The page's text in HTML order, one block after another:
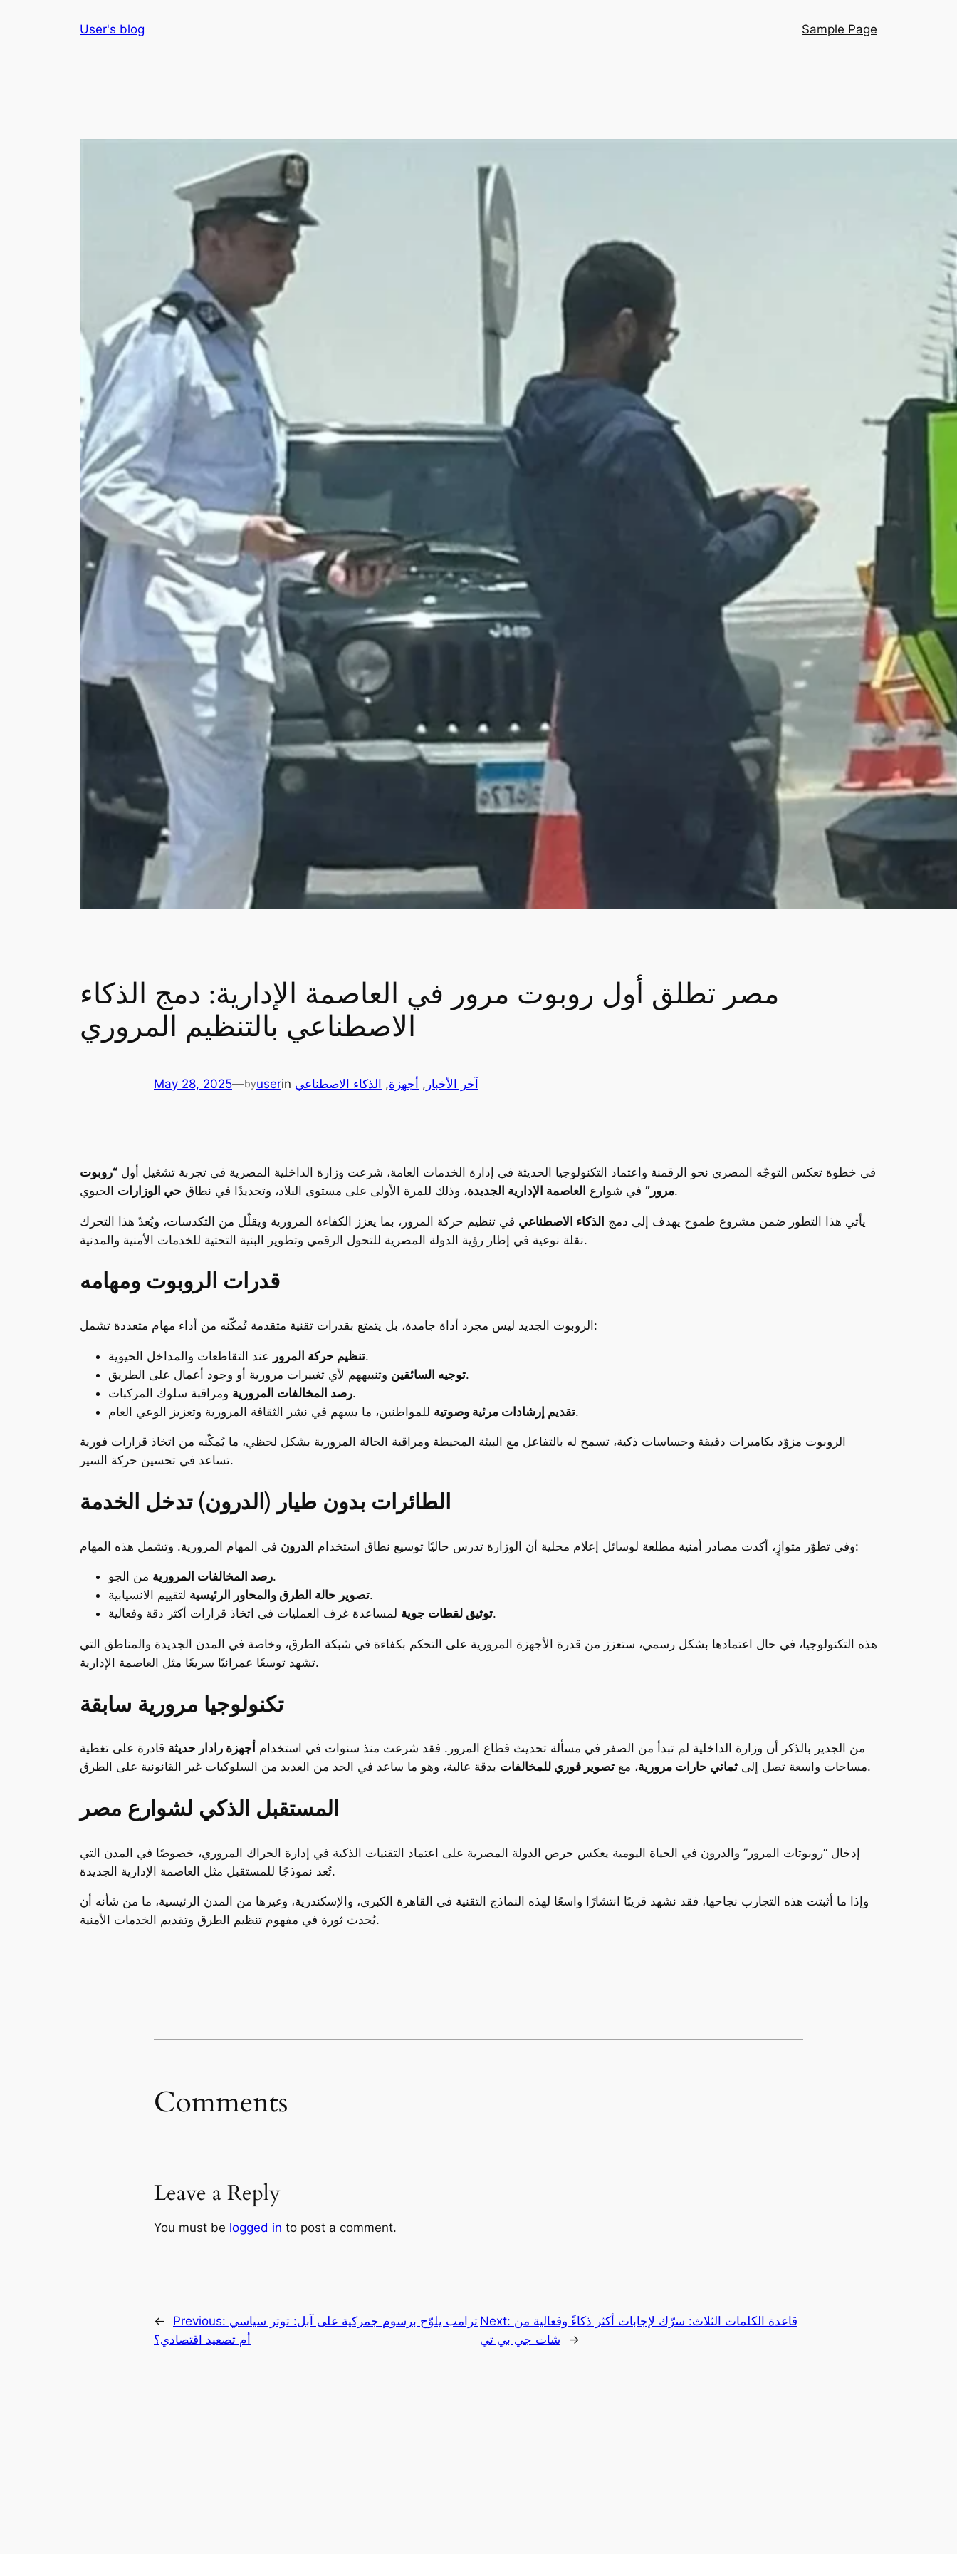
User's blog Sample Page
مصر تطلق أول روبوت مرور في العاصمة الإدارية: دمج الذكاء
الاصطناعي بالتنظيم المروري
May 28, 2025—byuserin آخر الأخبار , أجهزة, الذكاء الاصطناعي
في خطوة تعكس التوجّه المصري نحو الرقمنة واعتماد التكنولوجيا الحديثة في إدارة الخدمات العامة، شرعت وزارة الداخلية المصرية في تجربة تشغيل أول “روبوت
مرور” في شوارع العاصمة الإدارية الجديدة، وذلك للمرة الأولى على مستوى البلاد، وتحديدًا في نطاق حي الوزارات الحيوي.
يأتي هذا التطور ضمن مشروع طموح يهدف إلى دمج الذكاء الاصطناعي في تنظيم حركة المرور، بما يعزز الكفاءة المرورية ويقلّل من التكدسات، ويُعدّ هذا التحرك
نقلة نوعية في إطار رؤية الدولة المصرية للتحول الرقمي وتطوير البنية التحتية للخدمات الأمنية والمدنية.
قدرات الروبوت ومهامه
الروبوت الجديد ليس مجرد أداة جامدة، بل يتمتع بقدرات تقنية متقدمة تُمكّنه من أداء مهام متعددة تشمل:
تنظيم حركة المرورعند التقاطعات والمداخل الحيوية.
توجيه السائقينوتنبيههم لأي تغييرات مرورية أو وجود أعمال على الطريق.
رصد المخالفات المروريةومراقبة سلوك المركبات.
تقديم إرشادات مرئية وصوتيةللمواطنين، ما يسهم في نشر الثقافة المرورية وتعزيز الوعي العام.
الروبوت مزوّد بكاميرات دقيقة وحساسات ذكية، تسمح له بالتفاعل مع البيئة المحيطة ومراقبة الحالة المرورية بشكل لحظي، ما يُمكّنه من اتخاذ قرارات فورية
تساعد في تحسين حركة السير.
الطائرات بدون طيار (الدرون) تدخل الخدمة
وفي تطوّر متوازٍ، أكدت مصادر أمنية مطلعة لوسائل إعلام محلية أن الوزارة تدرس حاليًا توسيع نطاق استخدام الدرون في المهام المرورية. وتشمل هذه المهام:
رصد المخالفات المروريةمن الجو.
تصوير حالة الطرق والمحاور الرئيسيةلتقييم الانسيابية.
توثيق لقطات جويةلمساعدة غرف العمليات في اتخاذ قرارات أكثر دقة وفعالية.
هذه التكنولوجيا، في حال اعتمادها بشكل رسمي، ستعزز من قدرة الأجهزة المرورية على التحكم بكفاءة في شبكة الطرق، وخاصة في المدن الجديدة والمناطق التي
تشهد توسعًا عمرانيًا سريعًا مثل العاصمة الإدارية.
تكنولوجيا مرورية سابقة
من الجدير بالذكر أن وزارة الداخلية لم تبدأ من الصفر في مسألة تحديث قطاع المرور. فقد شرعت منذ سنوات في استخدام أجهزة رادار حديثة قادرة على تغطية
مساحات واسعة تصل إلى ثماني حارات مرورية، مع تصوير فوري للمخالفات بدقة عالية، وهو ما ساعد في الحد من العديد من السلوكيات غير القانونية على الطرق.
المستقبل الذكي لشوارع مصر
إدخال “روبوتات المرور” والدرون في الحياة اليومية يعكس حرص الدولة المصرية على اعتماد التقنيات الذكية في إدارة الحراك المروري، خصوصًا في المدن التي
تُعد نموذجًا للمستقبل مثل العاصمة الإدارية الجديدة.
وإذا ما أثبتت هذه التجارب نجاحها، فقد نشهد قريبًا انتشارًا واسعًا لهذه النماذج التقنية في القاهرة الكبرى، والإسكندرية، وغيرها من المدن الرئيسية، ما من شأنه أن
يُحدث ثورة في مفهوم تنظيم الطرق وتقديم الخدمات الأمنية.
Comments
Leave a Reply
You must be logged in to post a comment.
← Previous: ترامب يلوّح برسوم جمركية على آبل: توتر سياسي
أم تصعيد اقتصادي؟
Next: قاعدة الكلمات الثلاث: سرّك لإجابات أكثر ذكاءً وفعالية من
شات جي بي تي
→